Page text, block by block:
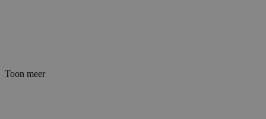
Toon meer